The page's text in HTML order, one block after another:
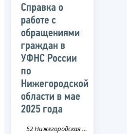
Справка о
работе с
обращениями
граждан в
УФНС России
по
Нижегородской
области в мае
2025 года
52 Нижегородская область